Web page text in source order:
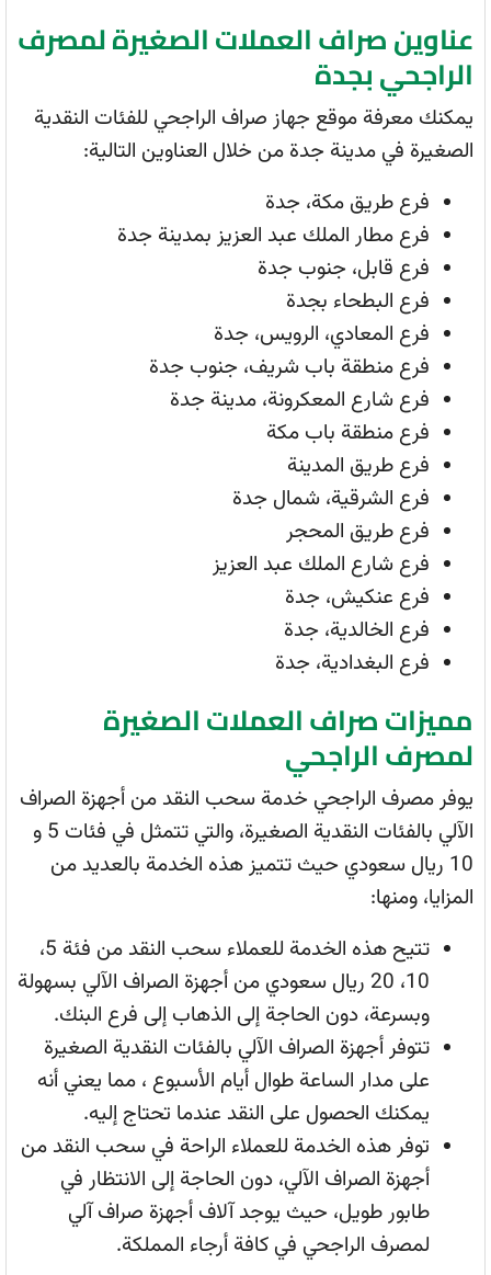
عناوين صراف العملات الصغيرة لمصرف
الراجحي بجدة
يمكنك معرفة موقع جهاز صراف الراجحي للفئات النقدية
الصغيرة في مدينة جدة من خلال العناوين التالية:
فرع طريق مكة، جدة
فرع مطار الملك عبد العزيز بمدينة جدة
فرع قابل، جنوب جدة
فرع البطحاء بجدة
فرع المعادي، الرويس، جدة
فرع منطقة باب شريف، جنوب جدة
فرع شارع المعكرونة، مدينة جدة
فرع منطقة باب مكة
فرع طريق المدينة
فرع الشرقية، شمال جدة
فرع طريق المحجر
فرع شارع الملك عبد العزيز
فرع عنكيش، جدة
فرع الخالدية، جدة
فرع البغدادية، جدة
مميزات صراف العملات الصغيرة
لمصرف الراجحي
يوفر مصرف الراجحي خدمة سحب النقد من أجهزة الصراف
الآلي بالفئات النقدية الصغيرة، والتي تتمثل في فئات 5 و
10 ريال سعودي حيث تتميز هذه الخدمة بالعديد من
المزايا، ومنها:
تتيح هذه الخدمة للعملاء سحب النقد من فئة 5،
10، 20 ريال سعودي من أجهزة الصراف الآلي بسهولة
وبسرعة، دون الحاجة إلى الذهاب إلى فرع البنك.
تتوفر أجهزة الصراف الآلي بالفئات النقدية الصغيرة
على مدار الساعة طوال أيام الأسبوع ، مما يعني أنه
يمكنك الحصول على النقد عندما تحتاج إليه.
توفر هذه الخدمة للعملاء الراحة في سحب النقد من
أجهزة الصراف الآلي، دون الحاجة إلى الانتظار في
طابور طويل، حيث يوجد آلاف أجهزة صراف آلي
لمصرف الراجحي في كافة أرجاء المملكة.